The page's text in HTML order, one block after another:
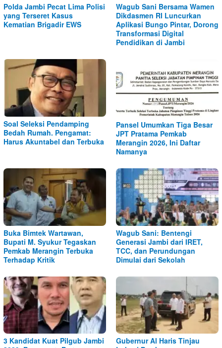
Polda Jambi Pecat Lima Polisi
yang Terseret Kasus
Kematian Brigadir EWS
Wagub Sani Bersama Wamen
Dikdasmen RI Luncurkan
Aplikasi Bungo Pintar, Dorong
Transformasi Digital
Pendidikan di Jambi
Soal Seleksi Pendamping
Bedah Rumah. Pengamat:
Harus Akuntabel dan Terbuka
Pansel Umumkan Tiga Besar
JPT Pratama Pemkab
Merangin 2026, Ini Daftar
Namanya
Buka Bimtek Wartawan,
Bupati M. Syukur Tegaskan
Pemkab Merangin Terbuka
Terhadap Kritik
Wagub Sani: Bentengi
Generasi Jambi dari IRET,
TCC, dan Perundungan
Dimulai dari Sekolah
3 Kandidat Kuat Pilgub Jambi
Gubernur Al Haris Tinjau